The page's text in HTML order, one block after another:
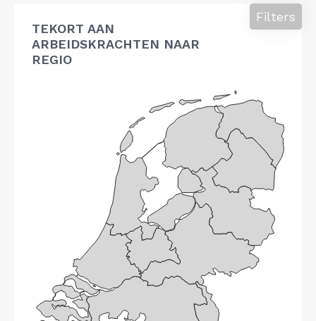
TEKORT AAN
ARBEIDSKRACHTEN NAAR
REGIO
Filters